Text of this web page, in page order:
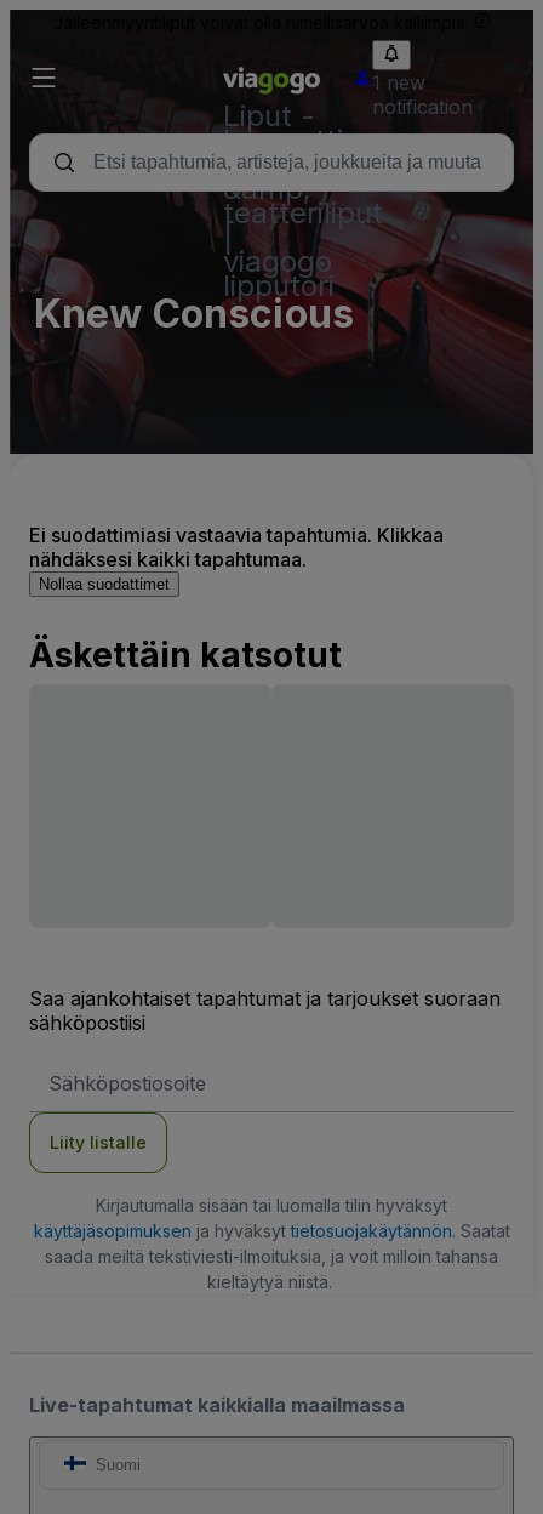
Liput -
konsertti,
urheilu
&amp;
teatteriliput
viagogo
lipputori
1 new
notification
Knew Conscious
Ei suodattimiasi vastaavia tapahtumia. Klikkaa
nähdäksesi kaikki tapahtumaa.
Nollaa suodattimet
Äskettäin katsotut
Saa ajankohtaiset tapahtumat ja tarjoukset suoraan
sähköpostiisi
Liity listalle
Kirjautumalla sisään tai luomalla tilin hyväksyt
käyttäjäsopimuksen ja hyväksyttietosuojakäytännön. Saatat
saada meiltä tekstiviesti-ilmoituksia, ja voit milloin tahansa
kieltäytyä niistä.
Live-tapahtumat kaikkialla maailmassa
Suomi